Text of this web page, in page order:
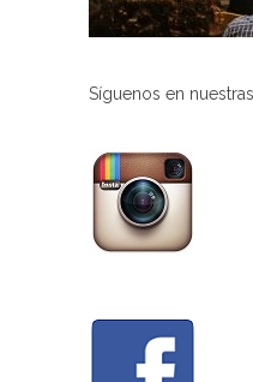
Síguenos en